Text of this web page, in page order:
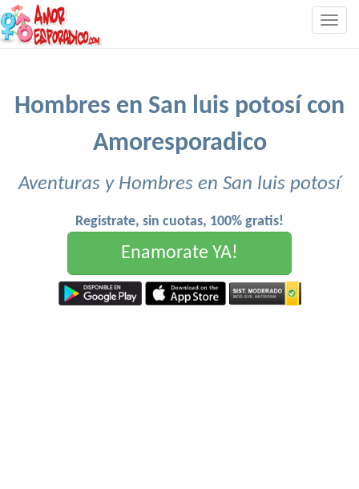
Hombres en San luis potosí con
Amoresporadico
Aventuras y Hombres en San luis potosí
Registrate, sin cuotas, 100% gratis!
Enamorate YA!